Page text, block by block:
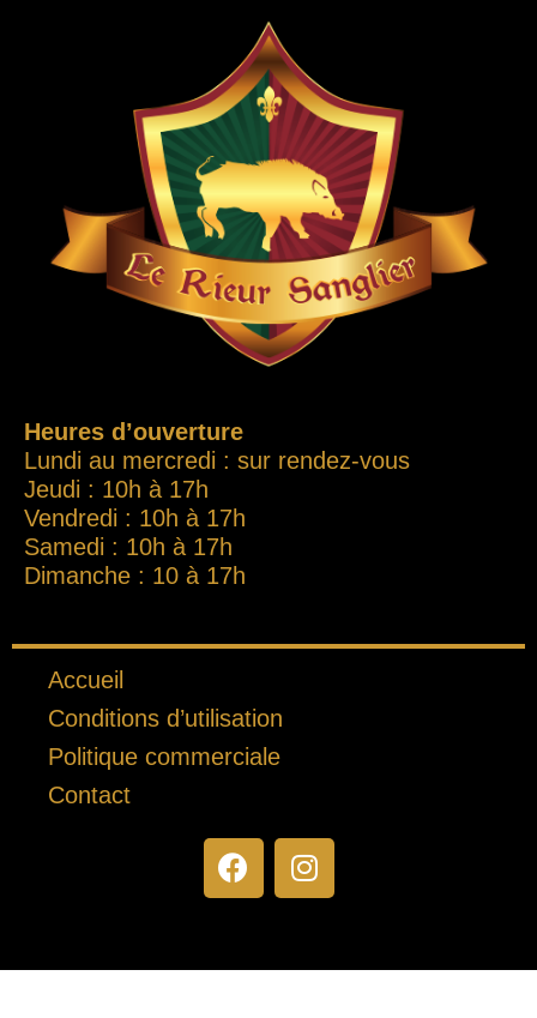
Heures d’ouverture
Lundi au mercredi : sur rendez-vous
Jeudi : 10h à 17h
Vendredi : 10h à 17h
Samedi : 10h à 17h
Dimanche : 10 à 17h
Accueil
Conditions d’utilisation
Politique commerciale
Contact
F
a
b
I
n
a